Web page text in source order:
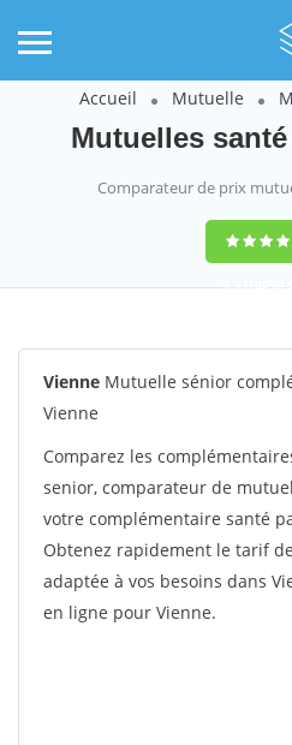
Accueil Mutuelle
Mutuelles
Comparateur de prix
9,3(100%)
Vienne Mutuelle sénior
Vienne
Comparez les
senior, comparateur de
votre complémentaire santé
Obtenez rapidement le tarif
adaptée à vos besoins dans
en ligne pour Vienne.